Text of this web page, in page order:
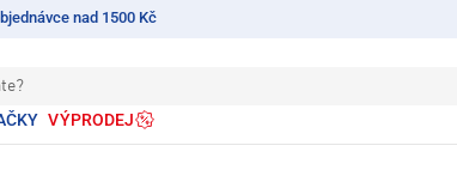
nad 1500 Kč
VÝPRODEJ